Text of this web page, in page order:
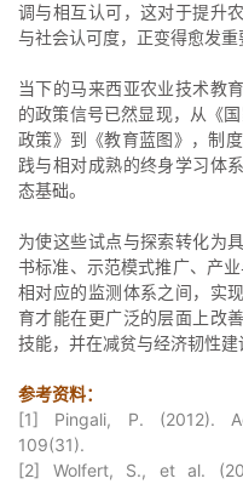
调与相互认可，这对于提升
与社会认可度，正变得愈发重
当下的马来西亚农业技术教
的政策信号已然显现，从《
政策》到《教育蓝图》，制
践与相对成熟的终身学习体
态基础。
为使这些试点与探索转化为
书标准、示范模式推广、产
相对应的监测体系之间，实
育才能在更广泛的层面上改
技能，并在减贫与经济韧性建
参考资料：
[1] Pingali, P. (2012).
109(31).
[2] Wolfert, S., et al.